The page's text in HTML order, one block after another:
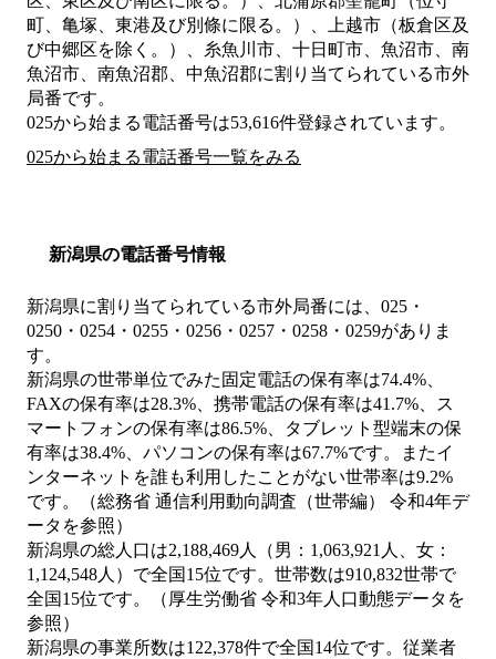
町、亀塚、東港及び別條に限る。）、上越市（板倉区及
び中郷区を除く。）、糸魚川市、十日町市、魚沼市、南
魚沼市、南魚沼郡、中魚沼郡に割り当てられている市外
局番です。
025から始まる電話番号は53,616件登録されています。
025から始まる電話番号一覧をみる
新潟県の電話番号情報
新潟県に割り当てられている市外局番には、025・
0250・0254・0255・0256・0257・0258・0259がありま
す。
新潟県の世帯単位でみた固定電話の保有率は74.4%、
FAXの保有率は28.3%、携帯電話の保有率は41.7%、ス
マートフォンの保有率は86.5%、タブレット型端末の保
有率は38.4%、パソコンの保有率は67.7%です。またイ
ンターネットを誰も利用したことがない世帯率は9.2%
です。（総務省 通信利用動向調査（世帯編） 令和4年デ
ータを参照）
新潟県の総人口は2,188,469人（男：1,063,921人、女：
1,124,548人）で全国15位です。世帯数は910,832世帯で
全国15位です。（厚生労働省 令和3年人口動態データを
参照）
新潟県の事業所数は122,378件で全国14位です。従業者